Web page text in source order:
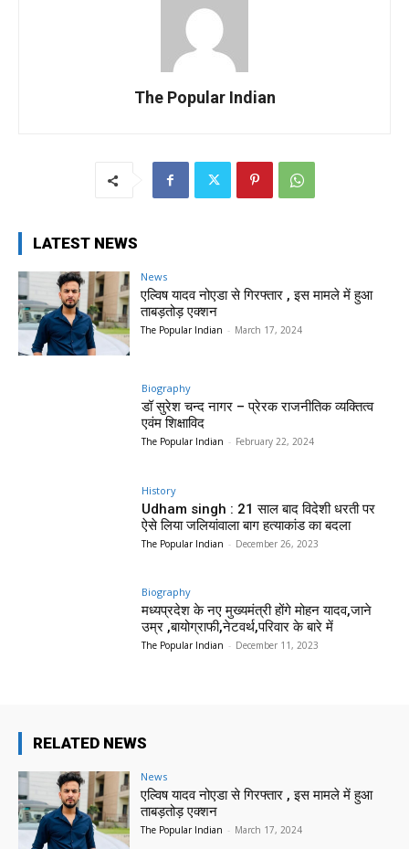
The Popular Indian
LATEST NEWS
News
एल्विष यादव नोएडा से गिरफ्तार , इस मामले में हुआ
ताबड़तोड़ एक्शन
The Popular Indian - March 17, 2024
Biography
डॉ सुरेश चन्द नागर – प्रेरक राजनीतिक व्यक्तित्व
एवंम शिक्षाविद
The Popular Indian - February 22, 2024
History
Udham singh : 21 साल बाद विदेशी धरती पर
ऐसे लिया जलियांवाला बाग हत्याकांड का बदला
The Popular Indian - December 26, 2023
Biography
मध्यप्रदेश के नए मुख्यमंत्री होंगे मोहन यादव,जाने
उम्र ,बायोग्राफी,नेटवर्थ,परिवार के बारे में
The Popular Indian - December 11, 2023
RELATED NEWS
News
एल्विष यादव नोएडा से गिरफ्तार , इस मामले में हुआ
ताबड़तोड़ एक्शन
The Popular Indian - March 17, 2024